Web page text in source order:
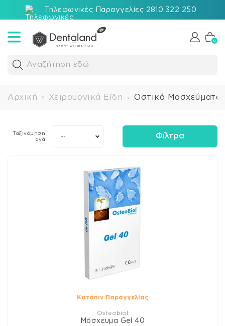
Τηλεφωνικές Παραγγελίες 2810 322 250
Αναζήτηση εδώ
0
Αρχική > Χειρουργικά Είδη > Οστικά Μοσχεύματα
Ταξινόμηση
ανά
-- Φίλτρα
Κατόπιν Παραγγελίας
Osteobiol
Μόσχευμα Gel 40